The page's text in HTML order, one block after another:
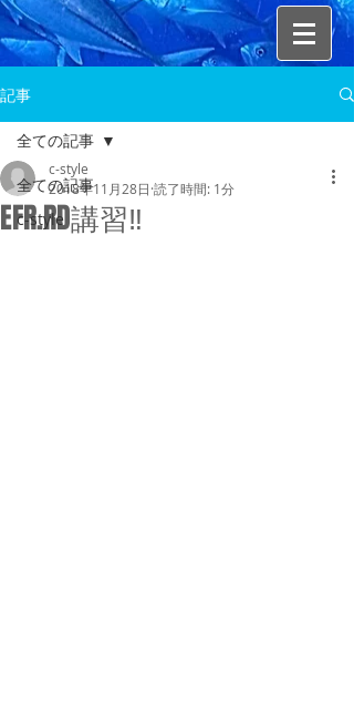
記事
全ての記事
c-style
全ての記事
EFR.RD講習‼
c-style
2018年11月28日 読了時間: 1分